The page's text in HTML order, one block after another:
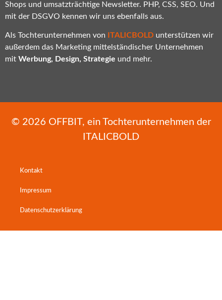
Shops und umsatzträchtige Newsletter. PHP, CSS, SEO. Und
mit der DSGVO kennen wir uns ebenfalls aus.
Als Tochterunternehmen von ITALICBOLD unterstützen wir
außerdem das Marketing mittelständischer Unternehmen
mit Werbung, Design, Strategie und mehr.
© 2026 OFFBIT, ein Tochterunternehmen der
ITALICBOLD
Kontakt
Impressum
Datenschutzerklärung